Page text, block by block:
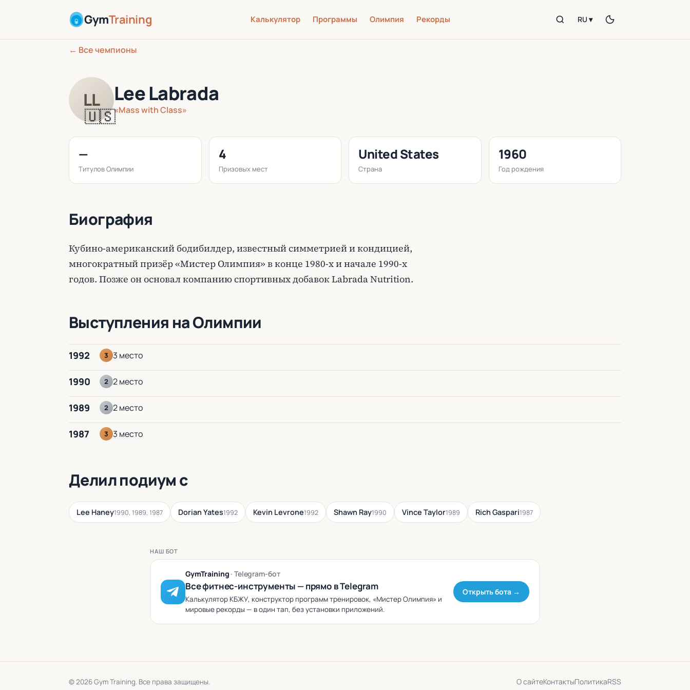
GymTraining Калькулятор Программы Олимпия Рекорды RU ▾
← Все чемпионы
LL
🇺🇸
Lee Labrada
«Mass with Class»
—
Титулов Олимпии
4
Призовых мест
United States
Страна
1960
Год рождения
Биография
Кубино-американский бодибилдер, известный симметрией и кондицией,
многократный призёр «Мистер Олимпия» в конце 1980-х и начале 1990-х
годов. Позже он основал компанию спортивных добавок Labrada Nutrition.
Выступления на Олимпии
1992 3 3 место
1990 2 2 место
1989 2 2 место
1987 3 3 место
Делил подиум с
Lee Haney1990, 1989, 1987 Dorian Yates1992 Kevin Levrone1992 Shawn Ray1990 Vince Taylor1989 Rich Gaspari1987
НАШ БОТ
GymTraining · Telegram-бот
Все фитнес-инструменты — прямо в Telegram
Калькулятор КБЖУ, конструктор программ тренировок, «Мистер Олимпия» и
мировые рекорды — в один тап, без установки приложений.
Открыть бота →
© 2026 Gym Training. Все права защищены. О сайтеКонтактыПолитикаRSS